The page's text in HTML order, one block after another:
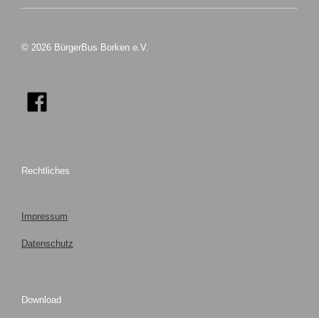
© 2026 BürgerBus Borken e.V.
Rechtliches
Impressum
Datenschutz
Download